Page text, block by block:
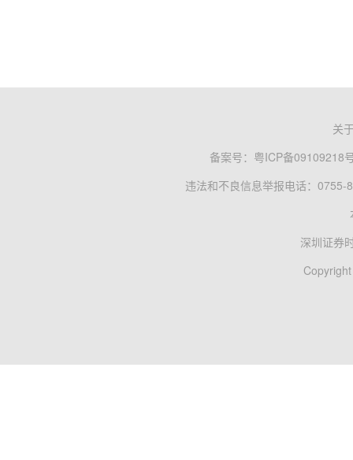
关
备案号： 粤ICP备09109218
违法和不良信息举报电话：0755-
深圳证券